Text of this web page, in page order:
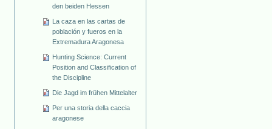
den beiden Hessen
La caza en las cartas de
población y fueros en la
Extremadura Aragonesa
Hunting Science: Current
Position and Classification of
the Discipline
Die Jagd im frühen Mittelalter
Per una storia della caccia
aragonese